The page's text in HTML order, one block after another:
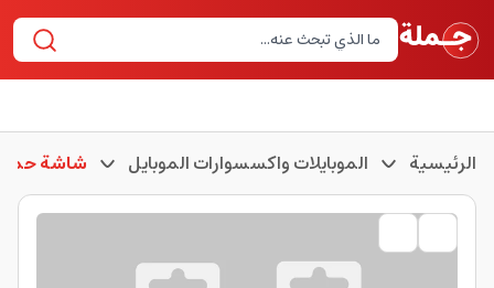
الرئيسية الموبايلات واكسسوارات الموبايل شاشة